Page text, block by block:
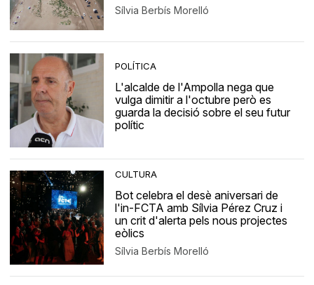
Sílvia Berbís Morelló
POLÍTICA
L'alcalde de l'Ampolla nega que
vulga dimitir a l'octubre però es
guarda la decisió sobre el seu futur
polític
CULTURA
Bot celebra el desè aniversari de
l'in-FCTA amb Sílvia Pérez Cruz i
un crit d'alerta pels nous projectes
eòlics
Sílvia Berbís Morelló